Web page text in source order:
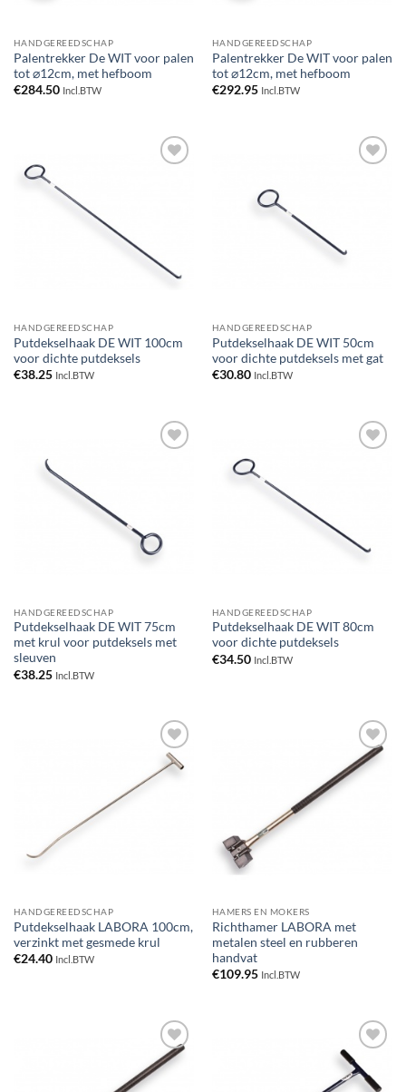
HANDGEREEDSCHAP
Palentrekker De WIT voor palen
tot ⌀12cm, met hefboom
€284.50 Incl.BTW
HANDGEREEDSCHAP
Palentrekker De WIT voor palen
tot ⌀12cm, met hefboom
€292.95 Incl.BTW
HANDGEREEDSCHAP
Putdekselhaak DE WIT 100cm
voor dichte putdeksels
€38.25 Incl.BTW
HANDGEREEDSCHAP
Putdekselhaak DE WIT 50cm
voor dichte putdeksels met gat
€30.80 Incl.BTW
HANDGEREEDSCHAP
Putdekselhaak DE WIT 75cm
met krul voor putdeksels met
sleuven
€38.25 Incl.BTW
HANDGEREEDSCHAP
Putdekselhaak DE WIT 80cm
voor dichte putdeksels
€34.50 Incl.BTW
Toevoegen
aan
verlanglijst
HANDGEREEDSCHAP
Putdekselhaak LABORA 100cm,
verzinkt met gesmede krul
€24.40 Incl.BTW
Toevoegen
aan
verlanglijst
HAMERS EN MOKERS
Richthamer LABORA met
metalen steel en rubberen
handvat
€109.95 Incl.BTW
Toevoegen
aan
verlanglijst
Toevoegen
aan
verlanglijst